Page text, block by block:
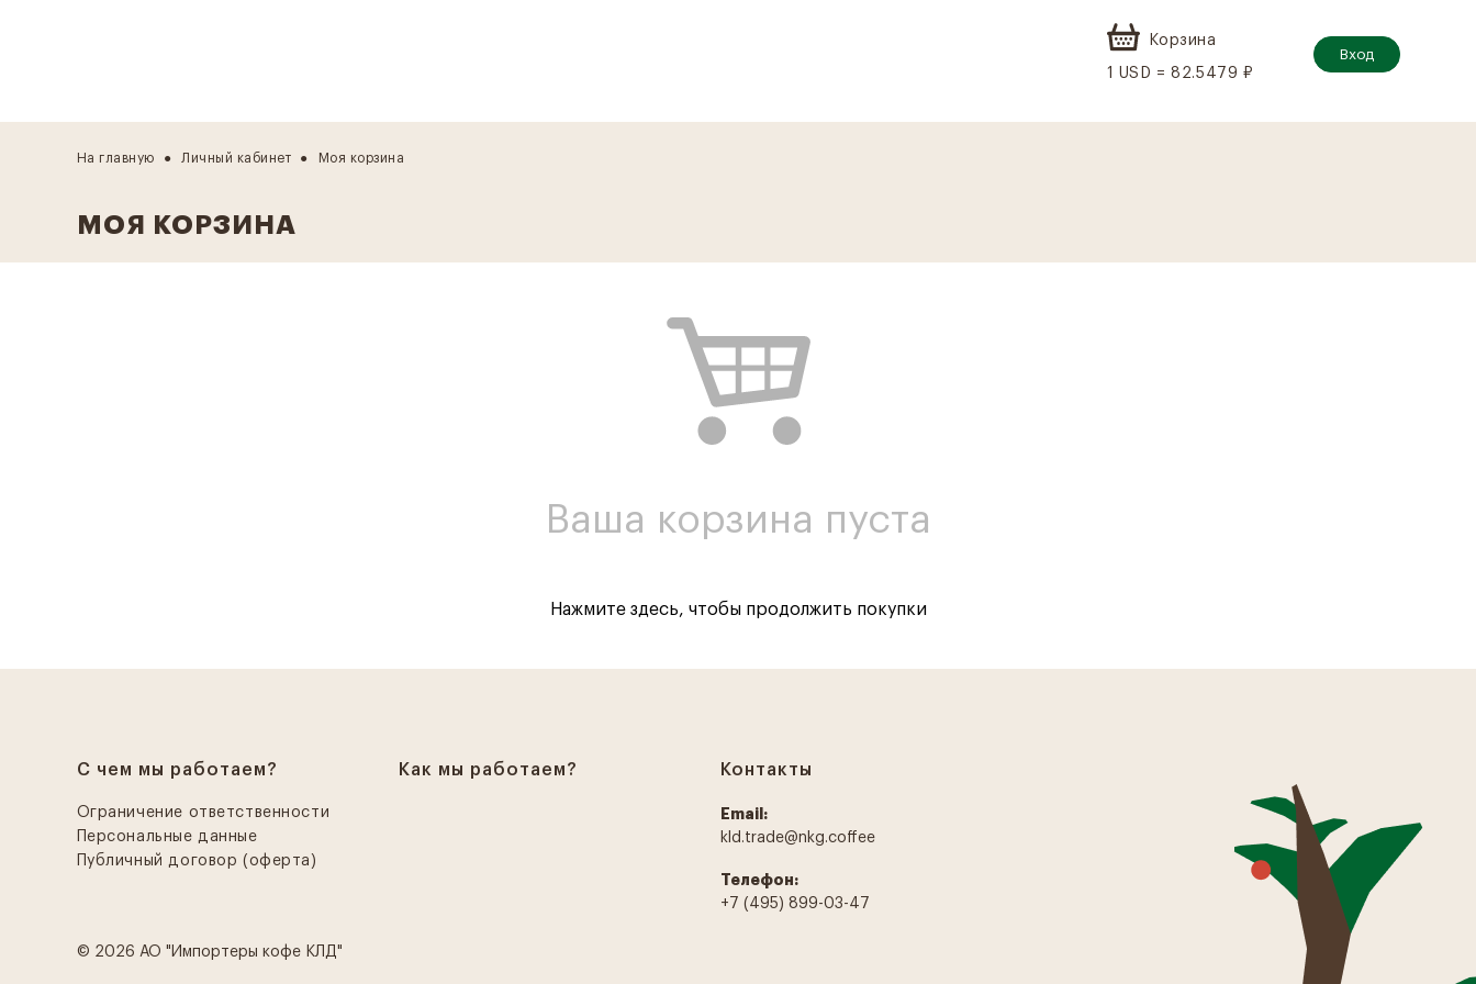
Корзина
1 USD = 82.5479 ₽
Вход
На главную Личный кабинет Моя корзина
МОЯ КОРЗИНА
Ваша корзина пуста
Нажмите здесь, чтобы продолжить покупки
С чем мы работаем?
Ограничение ответственности
Персональные данные
Публичный договор (оферта)
Как мы работаем? Контакты
Email:
kld.trade@nkg.coffee
Телефон:
+7 (495) 899-03-47
© 2026 АО "Импортеры кофе КЛД"